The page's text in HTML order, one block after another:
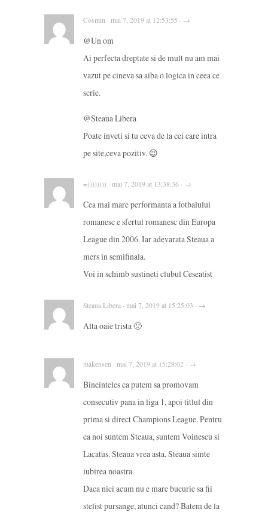
Cosmin · mai 7, 2019 at 12:53:55 · →
@Un om
Ai perfecta dreptate si de mult nu am mai
vazut pe cineva sa aiba o logica in ceea ce
scrie.
@Steaua Libera
Poate inveti si tu ceva de la cei care intra
pe site,ceva pozitiv. 😉
=)))))))) · mai 7, 2019 at 13:38:36 · →
Cea mai mare performanta a fotbalului
romanesc e sfertul romanesc din Europa
League din 2006. Iar adevarata Steaua a
mers in semifinala.
Voi in schimb sustineti clubul Ceseatist
Steaua Libera · mai 7, 2019 at 15:25:03 · →
Alta oaie trista 🙁
makensen · mai 7, 2019 at 15:28:02 · →
Bineinteles ca putem sa promovam
consecutiv pana in liga 1, apoi titlul din
prima si direct Champions League. Pentru
ca noi suntem Steaua, suntem Voinescu si
Lacatus. Steaua vrea asta, Steaua simte
iubirea noastra.
Daca nici acum nu e mare bucurie sa fii
stelist pursange, atunci cand? Batem de la